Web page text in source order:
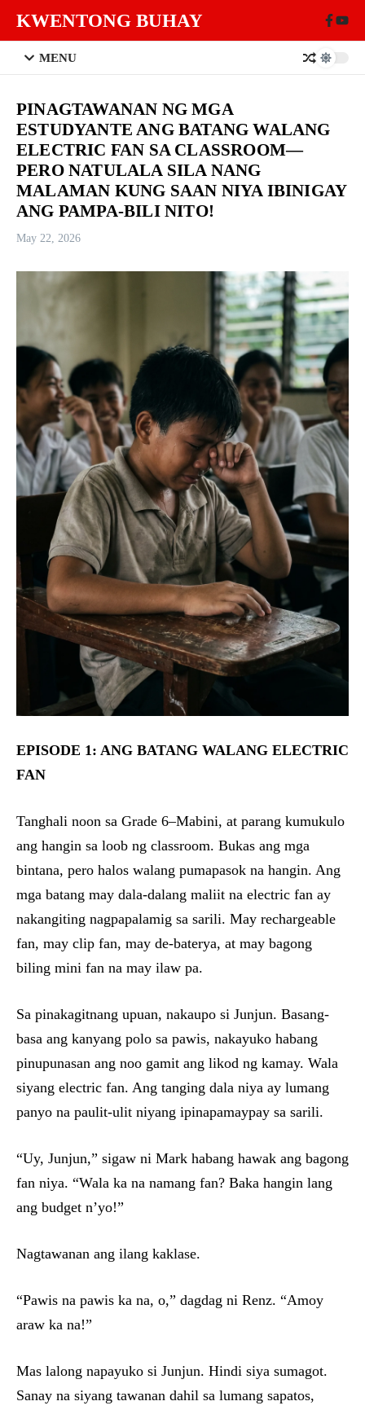
KWENTONG BUHAY
MENU
PINAGTAWANAN NG MGA
ESTUDYANTE ANG BATANG WALANG
ELECTRIC FAN SA CLASSROOM—
PERO NATULALA SILA NANG
MALAMAN KUNG SAAN NIYA IBINIGAY
ANG PAMPA-BILI NITO!
May 22, 2026
EPISODE 1: ANG BATANG WALANG ELECTRIC
FAN
Tanghali noon sa Grade 6–Mabini, at parang kumukulo
ang hangin sa loob ng classroom. Bukas ang mga
bintana, pero halos walang pumapasok na hangin. Ang
mga batang may dala-dalang maliit na electric fan ay
nakangiting nagpapalamig sa sarili. May rechargeable
fan, may clip fan, may de-baterya, at may bagong
biling mini fan na may ilaw pa.
Sa pinakagitnang upuan, nakaupo si Junjun. Basang-
basa ang kanyang polo sa pawis, nakayuko habang
pinupunasan ang noo gamit ang likod ng kamay. Wala
siyang electric fan. Ang tanging dala niya ay lumang
panyo na paulit-ulit niyang ipinapamaypay sa sarili.
“Uy, Junjun,” sigaw ni Mark habang hawak ang bagong
fan niya. “Wala ka na namang fan? Baka hangin lang
ang budget n’yo!”
Nagtawanan ang ilang kaklase.
“Pawis na pawis ka na, o,” dagdag ni Renz. “Amoy
araw ka na!”
Mas lalong napayuko si Junjun. Hindi siya sumagot.
Sanay na siyang tawanan dahil sa lumang sapatos,